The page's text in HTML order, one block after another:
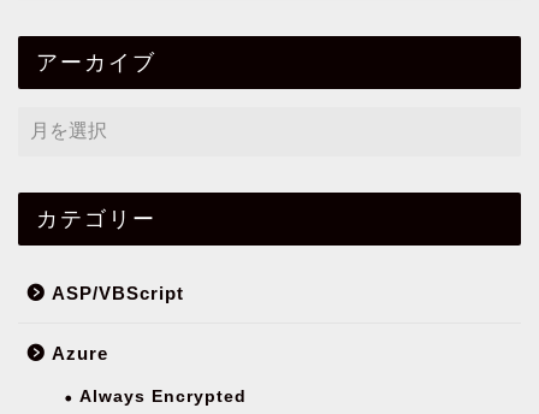
アーカイブ
カテゴリー
ASP/VBScript
Azure
Always Encrypted